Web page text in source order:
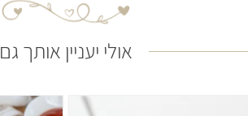
אולי יעניין אותך גם